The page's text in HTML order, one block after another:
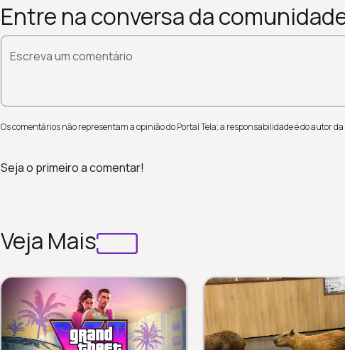
Entre na conversa da
Escreva um comentário
Os comentários não representam a opinião do Portal Tela; a responsabilidade é do autor
Seja o primeiro a comentar!
Veja Mais